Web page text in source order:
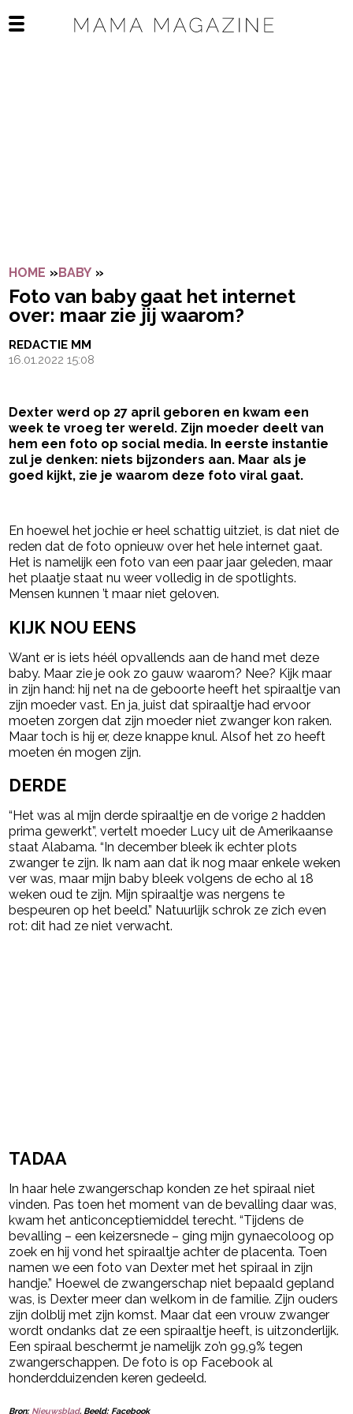
Open het mobiele menu
HOME »BABY »
Foto van baby gaat het internet
over: maar zie jij waarom?
REDACTIE MM
16.01.2022 15:08
Dexter werd op 27 april geboren en kwam een
week te vroeg ter wereld. Zijn moeder deelt van
hem een foto op social media. In eerste instantie
zul je denken: niets bijzonders aan. Maar als je
goed kijkt, zie je waarom deze foto viral gaat.
En hoewel het jochie er heel schattig uitziet, is dat niet de
reden dat de foto opnieuw over het hele internet gaat.
Het is namelijk een foto van een paar jaar geleden, maar
het plaatje staat nu weer volledig in de spotlights.
Mensen kunnen ’t maar niet geloven.
KIJK NOU EENS
Want er is iets héél opvallends aan de hand met deze
baby. Maar zie je ook zo gauw waarom? Nee? Kijk maar
in zijn hand: hij net na de geboorte heeft het spiraaltje van
zijn moeder vast. En ja, juist dat spiraaltje had ervoor
moeten zorgen dat zijn moeder niet zwanger kon raken.
Maar toch is hij er, deze knappe knul. Alsof het zo heeft
moeten én mogen zijn.
DERDE
“Het was al mijn derde spiraaltje en de vorige 2 hadden
prima gewerkt”, vertelt moeder Lucy uit de Amerikaanse
staat Alabama. “In december bleek ik echter plots
zwanger te zijn. Ik nam aan dat ik nog maar enkele weken
ver was, maar mijn baby bleek volgens de echo al 18
weken oud te zijn. Mijn spiraaltje was nergens te
bespeuren op het beeld.” Natuurlijk schrok ze zich even
rot: dit had ze niet verwacht.
TADAA
In haar hele zwangerschap konden ze het spiraal niet
vinden. Pas toen het moment van de bevalling daar was,
kwam het anticonceptiemiddel terecht. “Tijdens de
bevalling – een keizersnede – ging mijn gynaecoloog op
zoek en hij vond het spiraaltje achter de placenta. Toen
namen we een foto van Dexter met het spiraal in zijn
handje.” Hoewel de zwangerschap niet bepaald gepland
was, is Dexter meer dan welkom in de familie. Zijn ouders
zijn dolblij met zijn komst. Maar dat een vrouw zwanger
wordt ondanks dat ze een spiraaltje heeft, is uitzonderlijk.
Een spiraal beschermt je namelijk zo’n 99,9% tegen
zwangerschappen. De foto is op Facebook al
honderdduizenden keren gedeeld.
Bron: Nieuwsblad. Beeld: Facebook